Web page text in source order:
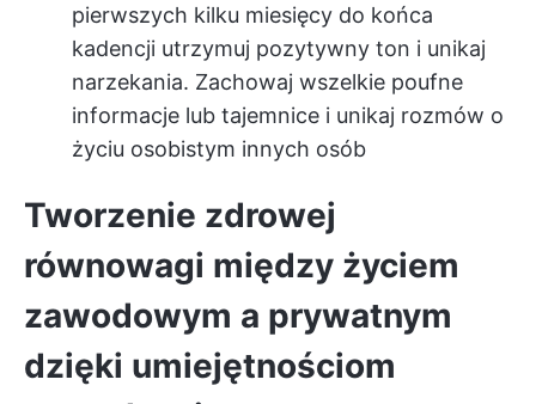
pierwszych kilku miesięcy do końca
kadencji utrzymuj pozytywny ton i unikaj
narzekania. Zachowaj wszelkie poufne
informacje lub tajemnice i unikaj rozmów o
życiu osobistym innych osób
Tworzenie zdrowej
równowagi między życiem
zawodowym a prywatnym
dzięki umiejętnościom